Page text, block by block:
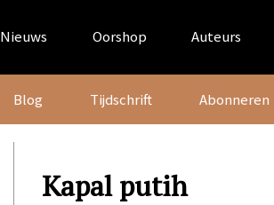
Nieuws Oorshop Auteurs
Blog Tijdschrift Abonneren
Kapal putih